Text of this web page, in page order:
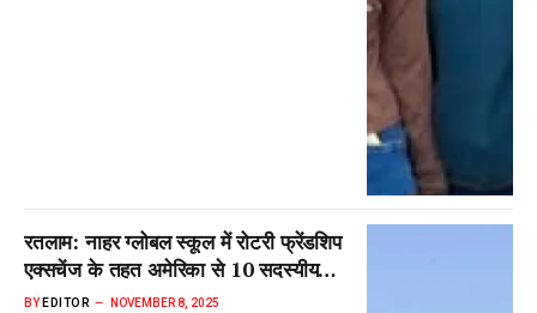
रतलाम: नाहर ग्लोबल स्कूल में रोटरी फ्रेंडशिप
एक्सचेंज के तहत अमेरिका से 10 सदस्यीय
प्रतिनिधि दल पहुंचा, हुआ भव्य स्वागत
BY EDITOR NOVEMBER 8, 2025